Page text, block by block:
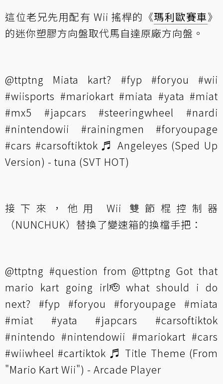
這位老兄先用配有 Wii 搖桿的《瑪利歐賽車》
的迷你塑膠方向盤取代馬自達原廠方向盤。
@ttptng Miata kart? #fyp #foryou
#wii
#wiisports #mariokart #miata #yata #miat
#mx5
#japcars #steeringwheel
#nardi
#nintendowii
#rainingmen
#foryoupage
#cars #carsoftiktok ♬ Angeleyes (Sped Up
Version) - tuna (SVT HOT)
接下來，他用 Wii 雙節棍控制器
（NUNCHUK）替換了變速箱的換檔手把：
@ttptng #question from @ttptng Got that
mario kart going irl🫡 what should i do
next? #fyp #foryou #foryoupage
#miata
#miat
#yata #japcars
#carsoftiktok
#nintendo #nintendowii #mariokart #cars
#wiiwheel #cartiktok ♬ Title Theme (From
"Mario Kart Wii") - Arcade Player